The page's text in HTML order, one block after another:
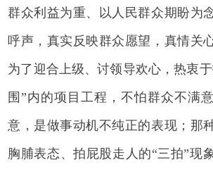
群众利益为重、以人民群众期盼为
呼声，真实反映群众愿望，真情关
为了迎合上级、讨领导欢心，热衷
围”内的项目工程，不怕群众不满
意，是做事动机不纯正的表现；那
胸脯表态、拍屁股走人的“三拍”现